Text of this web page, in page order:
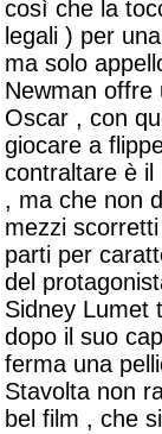
così che la
legali ) per
ma solo
Newman offre
Oscar , con
giocare a
contraltare è il
, ma che non
mezzi
parti per
del
Sidney Lumet
dopo il suo
ferma una
Stavolta non
bel film , che